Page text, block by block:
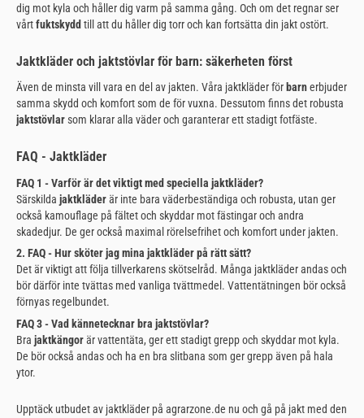
dig mot kyla och håller dig varm på samma gång. Och om det regnar ser
vårtfuktskydd till att du håller dig torr och kan fortsätta din jakt ostört.
Jaktkläder och jaktstövlar för barn: säkerheten först
Även de minsta vill vara en del av jakten. Våra jaktkläder för barnerbjuder
samma skydd och komfort som de för vuxna. Dessutom finns det robusta
jaktstövlarsom klarar alla väder och garanterar ett stadigt fotfäste.
FAQ - Jaktkläder
FAQ 1 - Varför är det viktigt med speciella jaktkläder?
Särskilda jaktkläderär inte bara väderbeständiga och robusta, utan ger
också kamouflage på fältet och skyddar mot fästingar och andra
skadedjur. De ger också maximal rörelsefrihet och komfort under jakten.
2. FAQ - Hur sköter jag mina jaktkläder på rätt sätt?
Det är viktigt att följa tillverkarens skötselråd. Många jaktkläder andas och
bör därför inte tvättas med vanliga tvättmedel. Vattentätningen bör också
förnyas regelbundet.
FAQ 3 - Vad kännetecknar bra jaktstövlar?
Bra jaktkängorär vattentäta, ger ett stadigt grepp och skyddar mot kyla.
De bör också andas och ha en bra slitbana som ger grepp även på hala
ytor.
Upptäck utbudet av jaktkläder på agrarzone.de nu och gå på jakt med den